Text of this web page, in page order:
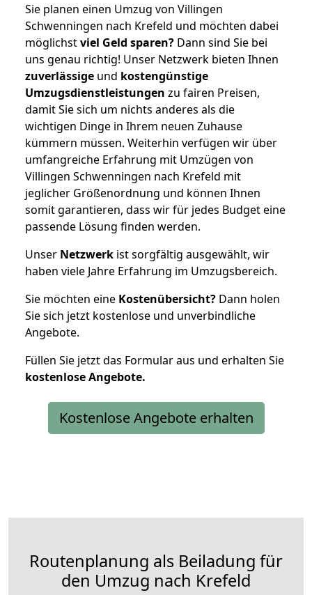
Sie planen einen Umzug von Villingen
Schwenningen nach Krefeld und möchten dabei
möglichstviel Geld sparen? Dann sind Sie bei
uns genau richtig! Unser Netzwerk bieten Ihnen
zuverlässige und kostengünstige
Umzugsdienstleistungen zu fairen Preisen,
damit Sie sich um nichts anderes als die
wichtigen Dinge in Ihrem neuen Zuhause
kümmern müssen. Weiterhin verfügen wir über
umfangreiche Erfahrung mit Umzügen von
Villingen Schwenningen nach Krefeld mit
jeglicher Größenordnung und können Ihnen
somit garantieren, dass wir für jedes Budget eine
passende Lösung finden werden.
Unser Netzwerk ist sorgfältig ausgewählt, wir
haben viele Jahre Erfahrung im Umzugsbereich.
Sie möchten eine Kostenübersicht? Dann holen
Sie sich jetzt kostenlose und unverbindliche
Angebote.
Füllen Sie jetzt das Formular aus und erhalten Sie
kostenloseAngebote.
Kostenlose Angebote erhalten
Routenplanung als Beiladung für
den Umzug nach Krefeld